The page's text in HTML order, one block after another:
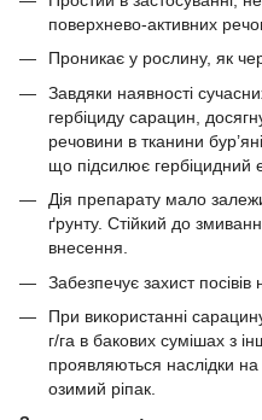
поверхнево-активних
Проникає у рослину, як
Завдяки наявності
гербіциду сарацин,
речовини в тканини
що підсилює гербіцидний
Дія препарату мало
ґрунту. Стійкий до
внесення.
Забезпечує захист посівів
При використанні
г/га в бакових сумішах з
проявляються наслідки на
озимий ріпак.